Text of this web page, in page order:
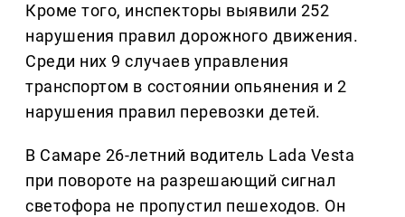
Кроме того, инспекторы выявили 252
нарушения правил дорожного движения.
Среди них 9 случаев управления
транспортом в состоянии опьянения и 2
нарушения правил перевозки детей.
В Самаре 26-летний водитель Lada Vesta
при повороте на разрешающий сигнал
светофора не пропустил пешеходов. Он